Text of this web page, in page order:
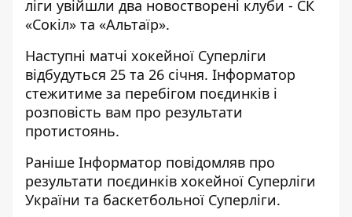
ліги увійшли два новостворені клуби - СК
«Сокіл» та «Альтаїр».
Наступні матчі хокейної Суперліги
відбудуться 25 та 26 січня. Інформатор
стежитиме за перебігом поєдинків і
розповість вам про результати
протистоянь.
Раніше Інформатор повідомляв про
результати поєдинків хокейної Суперліги
України та баскетбольної Суперліги.